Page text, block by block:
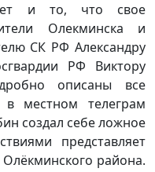
и то, что свое
Олекминска и
СК РФ Александру
РФ Виктору
описаны все
в местном телеграм
создал себе ложное
представляет
района.